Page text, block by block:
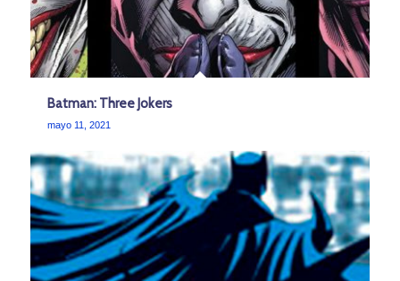
Batman: Three Jokers
mayo 11, 2021